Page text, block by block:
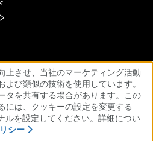
ー標準契約書
する声明 ESG
上させ、当社のマーケティング活動
び類似の技術を使用しています。
タを共有する場合があります。この
には、クッキーの設定を変更する
ルを設定してください。詳細につい
シー